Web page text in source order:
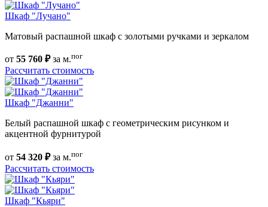
Шкаф "Лучано"
Матовый распашной шкаф с золотыми ручками и зеркалом
от 55 760 ₽за м.пог
Рассчитать стоимость
Шкаф "Джанни"
Белый распашной шкаф с геометрическим рисунком и
акцентной фурнитурой
от 54 320 ₽за м.пог
Рассчитать стоимость
Шкаф "Кьяри"